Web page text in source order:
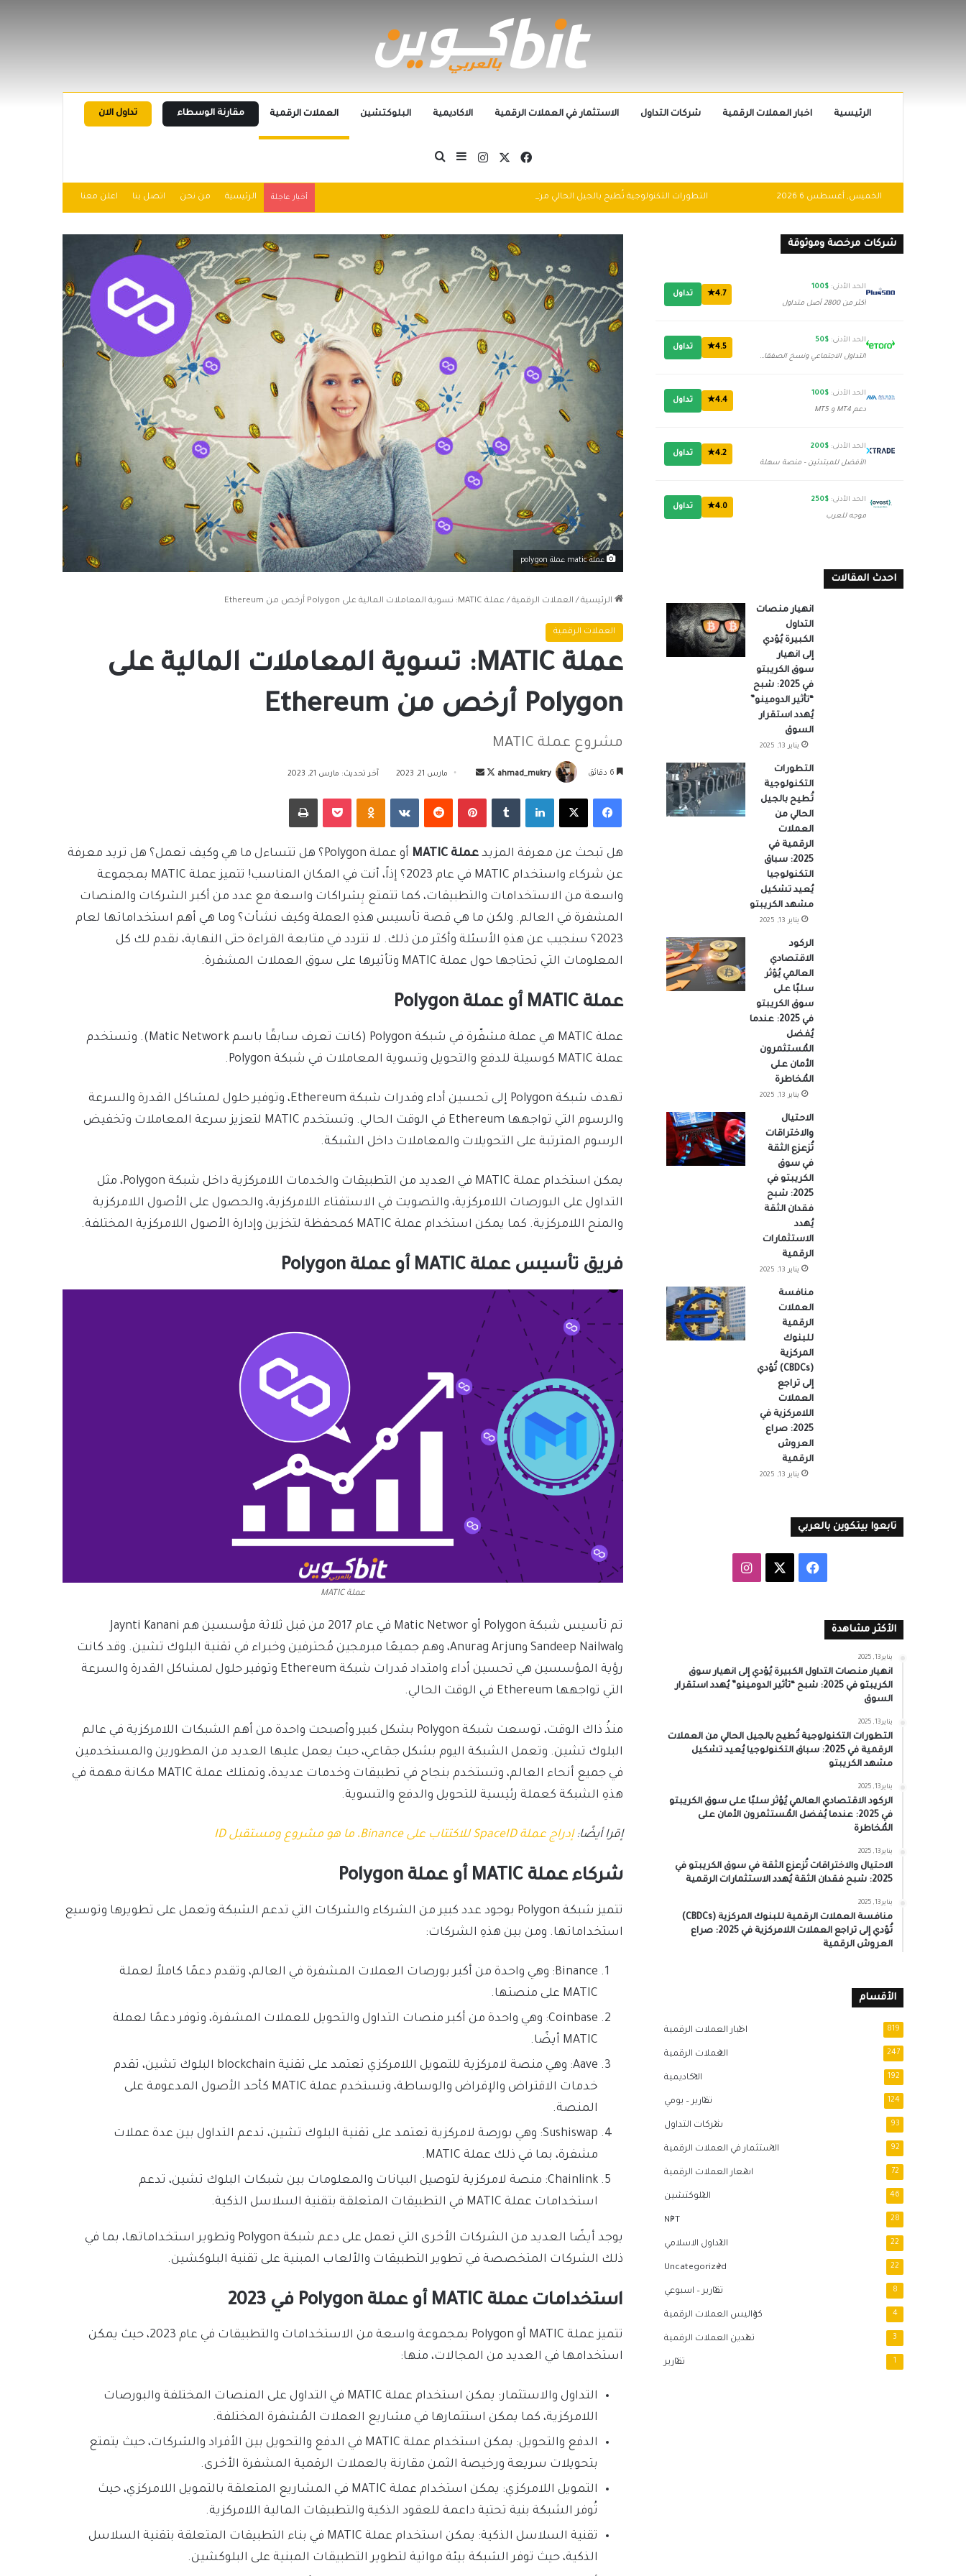
الرئيسية تداول الان اخبار العملات الرقمية شركات التداول الاستثمار في العملات الرقمية الاكاديمية البلوكتشين العملات الرقمية مقارنة الوسطاء
فيسبوكانستقرامإضافة عمود جانبي
بحث عن
الخميس, أغسطس 6 2026 أخبار عاجلة الرئيسية من نحن اتصل بنا اعلن معنا
عملة matic عملة polygon
الرئيسية / العملات الرقمية / عملة MATIC: تسوية المعاملات المالية على Polygon أرخص من Ethereum
العملات الرقمية
عملة MATIC: تسوية المعاملات المالية على
Polygon أرخص من Ethereum
مشروع عملة MATIC
ahmad_mukry
تابعأرسل
إلكترونيا
مارس 21, 2023 آخر تحديث: مارس 21, 2023
فيسبوك ‫X لينكدإن بينتيريست Odnoklassniki
‫Pocket طباعة
هل تبحث عن معرفة المزيد عملة MATIC
أو عملة Polygon؟ هل تتساءل ما هي وكيف تعمل؟ هل تريد معرفة
عن شركاء واستخدام MATIC في عام 2023؟ إذاً، أنت في المكان المناسب! تتميز عملة MATIC بمجموعة
واسعة من الاستخدامات والتطبيقات، كما تتمتع بِشراكات واسعة مع عدد من أكبر الشركات والمنصات
المشفرة في العالم. ولكن ما هي قصة تأسيس هذهِ العملة وكيف نشأت؟ وما هي أهم استخداماتها لعام
2023؟ سنجيب عن هذهِ الأسئلة وأكثر من ذلك. لا تتردد في متابعة القراءة حتى النهاية، نقدم لك كل
المعلومات التي تحتاجها حول عملة MATIC وتأثيرها على سوق العملات المشفرة.
عملة MATIC أو عملة Polygon
عملة MATIC هي عملة مشفّرة في شبكة Polygon (كانت تعرف سابقًا باسم Matic Network). وتستخدم
عملة MATIC كوسيلة للدفع والتحويل وتسوية المعاملات في شبكة Polygon.
تهدف شبكة Polygon إلى تحسين أداء وقدرات شبكة Ethereum، وتوفير حلول لمشاكل القدرة والسرعة
والرسوم التي تواجهها Ethereum في الوقت الحالي. وتستخدم MATIC لتعزيز سرعة المعاملات وتخفيض
الرسوم المترتبة على التحويلات والمعاملات داخل الشبكة.
يمكن استخدام عملة MATIC في العديد من التطبيقات والخدمات اللامركزية داخل شبكة Polygon، مثل
التداول على البورصات اللامركزية، والتصويت في الاستفتاء اللامركزية، والحصول على الأصول اللامركزية
والمنح اللامركزية. كما يمكن استخدام عملة MATIC كمحفظة لتخزين وإدارة الأصول اللامركزية المختلفة.
فريق تأسيس عملة MATIC أو عملة Polygon
عملة MATIC
تم تأسيس شبكة Polygon أو Matic Networ في عام 2017 من قبل ثلاثة مؤسسين هم Jaynti Kanani
وSandeep Nailwal وAnurag Arjun، وهم جميعًا مبرمجين مُحترفين وخبراء في تقنية البلوك تشين. وقد كانت
رؤية المؤسسين هي تحسين أداء وامتداد قدرات شبكة Ethereum وتوفير حلول لمشاكل القدرة والسرعة
التي تواجهها Ethereum في الوقت الحالي.
منذُ ذاك الوقت، توسعت شبكة Polygon بشكل كبير وأصبحت واحدة من أهم الشبكات اللامركزية في عالم
البلوك تشين. وتعمل الشبكة اليوم بشكل جمَاعي، حيث يعمل عليها العديد من المطورين والمستخدمين
في جميع أنحاء العالم، وتستخدم بنجاح في تطبيقات وخدمات عديدة، وتمتلك عملة MATIC مكانة مهمة في
هذهِ الشبكة كعملة رئيسية للتحويل والدفع والتسوية.
إقرا أيضًا:إدراج عملة SpaceID للاكتتاب على Binance، ما هو مشروع ومستقبل ID
شركاء عملة MATIC أو عملة Polygon
تتميز شبكة Polygon بوجود عدد كبير من الشركاء والشركات التي تدعم الشبكة وتعمل على تطويرها وتوسيع
استخداماتها. ومن بين هذهِ الشركات:
Binance: وهي واحدة من أكبر بورصات العملات المشفرة في العالم، وتقدم دعمًا كاملاً لعملة
MATIC على منصتها.
Coinbase: وهي واحدة من أكبر منصات التداول والتحويل للعملات المشفرة، وتوفر دعمًا لعملة
MATIC أيضًا.
Aave: وهي منصة لامركزية للتمويل اللامركزي تعتمد على تقنية blockchain البلوك تشين، تقدم
خدمات الاقتراض والإقراض والوساطة، وتستخدم عملة MATIC كأحد الأصول المدعومة على
المنصة.
Sushiswap: وهي بورصة لامركزية تعتمد على تقنية البلوك تشين، تدعم التداول بين عدة عملات
مشفرة، بما في ذلك عملة MATIC.
Chainlink: منصة لامركزية لتوصيل البيانات والمعلومات بين شبكات البلوك تشين، تدعم
استخدامات عملة MATIC في التطبيقات المتعلقة بتقنية السلاسل الذكية.
يوجد أيضًا العديد من الشركات الأخرى التي تعمل على دعم شبكة Polygon وتطوير استخداماتها، بما في
ذلك الشركات المتخصصة في تطوير التطبيقات والألعاب المبنية على تقنية البلوكشين.
استخدامات عملة MATIC أو عملة Polygon في 2023
تتميز عملة MATIC أو Polygon بمجموعة واسعة من الاستخدامات والتطبيقات في عام 2023، حيث يمكن
استخدامها في العديد من المجالات، منها:
التداول والاستثمار: يمكن استخدام عملة MATIC في التداول على المنصات المختلفة والبورصات
اللامركزية، كما يمكن استثمارها في مشاريع العملات المُشفرة المختلفة.
الدفع والتحويل: يمكن استخدام عملة MATIC في الدفع والتحويل بين الأفراد والشركات، حيث يتمتع
بتحويلات سريعة ورخيصة الثمن مقارنة بالعملات الرقمية المشفرة الأخرى.
التمويل اللامركزي: يمكن استخدام عملة MATIC في المشاريع المتعلقة بالتمويل اللامركزي، حيث
تُوفر الشبكة بنية تحتية داعمة للعقود الذكية والتطبيقات المالية اللامركزية.
تقنية السلاسل الذكية: يمكن استخدام عملة MATIC في بناء التطبيقات المتعلقة بتقنية السلاسل
الذكية، حيث توفر الشبكة بيئة مواتية لتطوير التطبيقات المبنية على البلوكشين.
شركات مرخصة وموثوقة
الحد الأدنى: $100
أكثر من 2800 أصل متداول
4.7★ تداول
الحد الأدنى: $50
التداول الاجتماعي ونسخ الصفقات
4.5★ تداول
الحد الأدنى: $100
دعم MT4 و MT5
4.4★ تداول
الحد الأدنى: $200
الأفضل للمبتدئين - منصة سهلة
4.2★ تداول
الحد الأدنى: $250
موجه للعرب
4.0★ تداول
احدث المقالات
انهيار منصات
التداول
الكبيرة يُؤدي
إلى انهيار
سوق الكريبتو
في 2025: شبح
“تأثير الدومينو”
يُهدد استقرار
السوق
يناير 13, 2025
التطورات
التكنولوجية
تُطيح بالجيل
الحالي من
العملات
الرقمية في
2025: سباق
التكنولوجيا
يُعيد تشكيل
مشهد الكريبتو
يناير 13, 2025
الركود
الاقتصادي
العالمي يُؤثر
سلبًا على
سوق الكريبتو
في 2025: عندما
يُفضل
المُستثمرون
الأمان على
المُخاطرة
يناير 13, 2025
الاحتيال
والاختراقات
تُزعزع الثقة
في سوق
الكريبتو في
2025: شبح
فقدان الثقة
يُهدد
الاستثمارات
الرقمية
يناير 13, 2025
منافسة
العملات
الرقمية
للبنوك
المركزية
(CBDCs) تُؤدي
إلى تراجع
العملات
اللامركزية في
2025: صراع
العروش
الرقمية
يناير 13, 2025
تابعوا بيتكوين بالعربي
فيسبوك انستقرام
الأكثر مشاهدة
يناير 13, 2025
انهيار منصات التداول الكبيرة يُؤدي إلى انهيار سوق
الكريبتو في 2025: شبح “تأثير الدومينو” يُهدد استقرار
السوق
يناير 13, 2025
التطورات التكنولوجية تُطيح بالجيل الحالي من العملات
الرقمية في 2025: سباق التكنولوجيا يُعيد تشكيل
مشهد الكريبتو
يناير 13, 2025
الركود الاقتصادي العالمي يُؤثر سلبًا على سوق الكريبتو
في 2025: عندما يُفضل المُستثمرون الأمان على
المُخاطرة
يناير 13, 2025
الاحتيال والاختراقات تُزعزع الثقة في سوق الكريبتو في
2025: شبح فقدان الثقة يُهدد الاستثمارات الرقمية
يناير 13, 2025
منافسة العملات الرقمية للبنوك المركزية (CBDCs)
تُؤدي إلى تراجع العملات اللامركزية في 2025: صراع
العروش الرقمية
الأقسام
اخبار العملات الرقمية 819
العملات الرقمية 247
الاكاديمية 192
تقارير – يومي 124
شركات التداول 93
الاستثمار في العملات الرقمية 92
اسعار العملات الرقمية 72
البلوكتشين 46
NFT 28
التداول الاسلامي 22
Uncategorized 22
تقارير – اسبوعي 8
كواليس العملات الرقمية 4
تعدين العملات الرقمية 3
تقارير 1